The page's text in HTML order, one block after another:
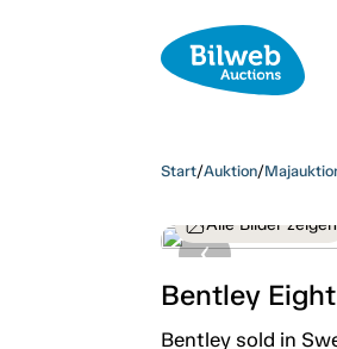
Start/Auktion/
Alle Bilder zeigen
Bentley
Bentley sold in